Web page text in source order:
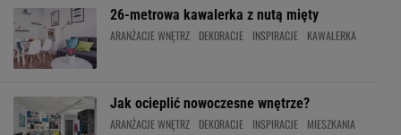
26-metrowa kawalerka z nutą mięty
ARANŻACJE WNĘTRZ DEKORACJE INSPIRACJE KAWALERKA
Jak ocieplić nowoczesne wnętrze?
ARANŻACJE WNĘTRZ DEKORACJE INSPIRACJE MIESZKANIA